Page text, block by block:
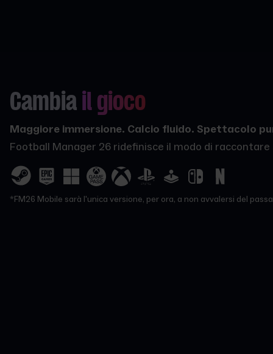
Cambia il gioco
Maggiore immersione. Calcio fluido. Spettacolo
Football Manager 26 ridefinisce il modo di
*FM26 Mobile sarà l'unica versione, per ora, a non avvalersi del